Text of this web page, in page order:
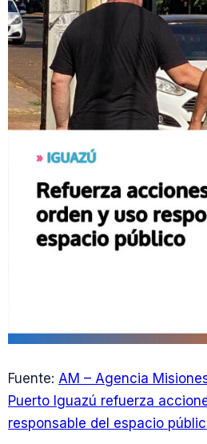
Fuente: AM – Agencia
Puerto Iguazú refuerza
responsable del espacio